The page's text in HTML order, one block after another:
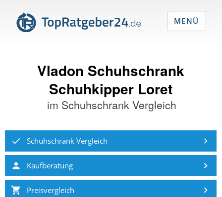
Vladon Schuhschrank
Schuhkipper Loret
im Schuhschrank Vergleich
Schuhschrank Vergleich
Kaufberatung
Preisvergleich
MENÜ